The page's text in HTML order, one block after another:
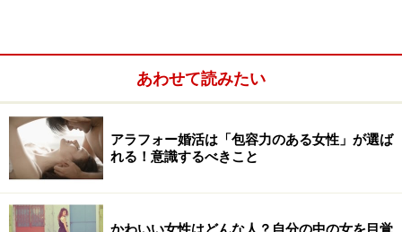
あわせて読みたい
アラフォー婚活は「包容力のある女性」が選ば
れる！意識するべきこと